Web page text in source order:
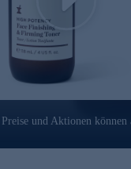
Play
und Aktionen können